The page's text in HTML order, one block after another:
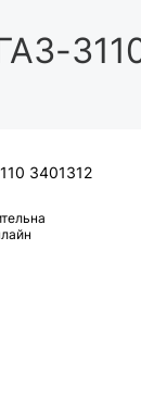
3401312